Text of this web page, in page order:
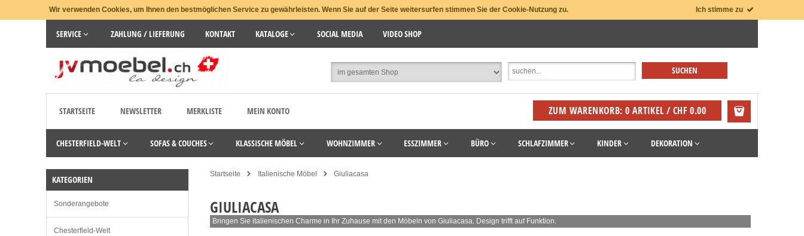
Wir verwenden Cookies, um Ihnen den bestmöglichen Service zu gewährleisten. Wenn Sie auf der Seite weitersurfen stimmen Sie der Cookie-Nutzung zu. Ich stimme zu
SERVICE ZAHLUNG / LIEFERUNG KONTAKT KATALOGE SOCIAL MEDIA VIDEO SHOP
STARTSEITE NEWSLETTER MERKLISTE MEIN KONTO ZUM WARENKORB: 0 ARTIKEL / CHF 0.00
CHESTERFIELD-WELT SOFAS & COUCHES KLASSISCHE MÖBEL WOHNZIMMER ESSZIMMER BÜRO SCHLAFZIMMER KINDER DEKORATION
Startseite Italienische Möbel Giuliacasa
GIULIACASA
Bringen Sie italienischen Charme in Ihr Zuhause mit den Möbeln von Giuliacasa. Design trifft auf Funktion.
KATEGORIEN
Sonderangebote
Chesterfield-Welt